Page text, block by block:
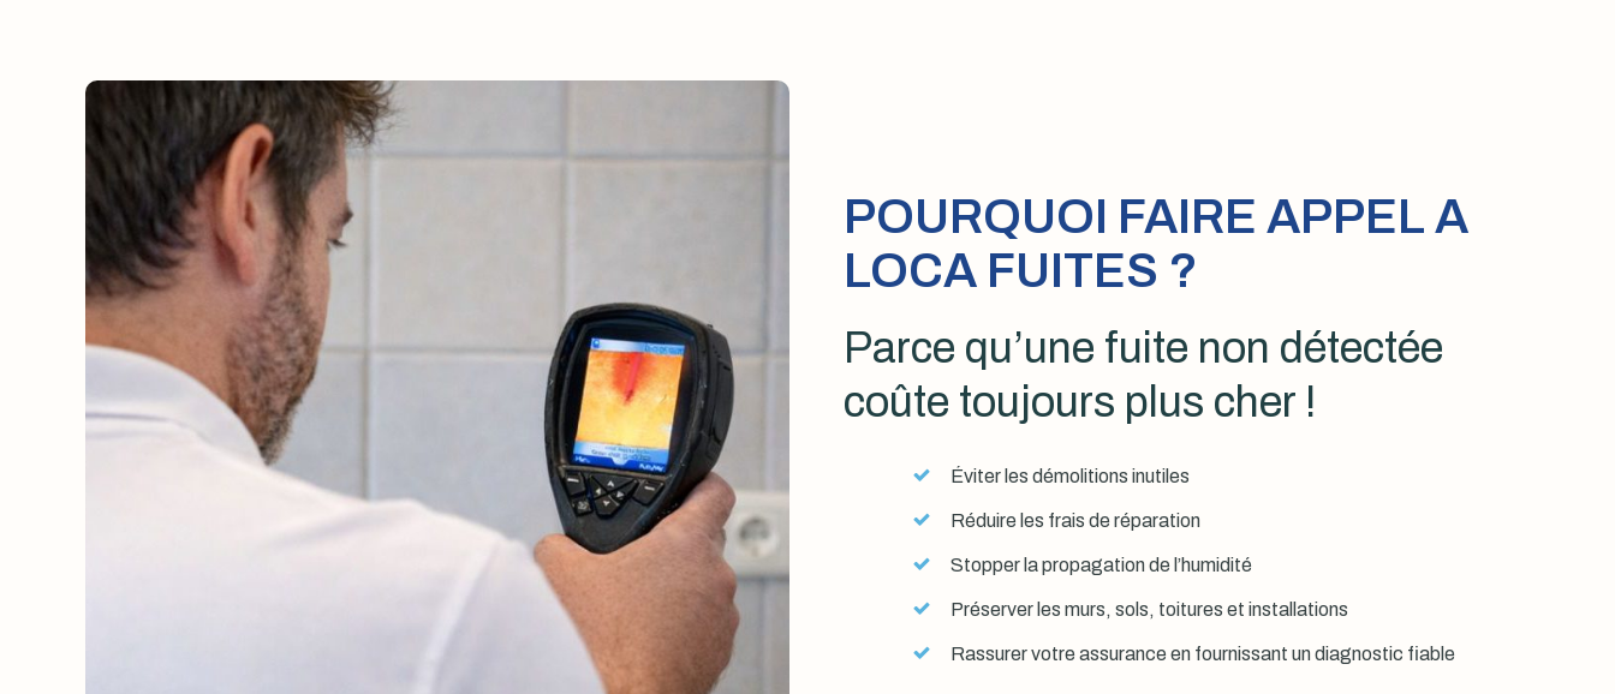
POURQUOI FAIRE APPEL A
LOCA FUITES ?
Parce qu’une fuite non détectée
coûte toujours plus cher !
Éviter les démolitions inutiles
Réduire les frais de réparation
Stopper la propagation de l’humidité
Préserver les murs, sols, toitures et installations
Rassurer votre assurance en fournissant un diagnostic fiable